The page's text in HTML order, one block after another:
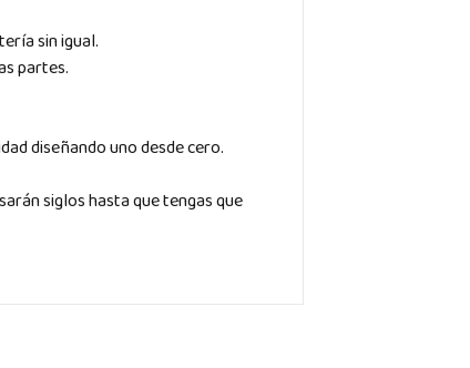
sin igual.
partes.
diseñando uno desde cero.
siglos hasta que tengas que